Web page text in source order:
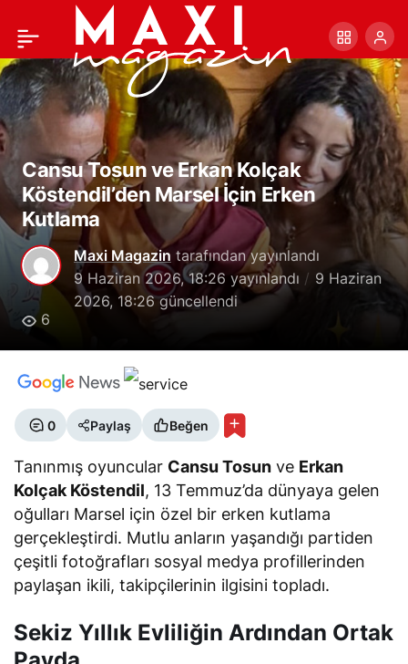
Cansu Tosun ve Erkan Kolçak
Köstendil’den Marsel İçin Erken
Kutlama
Maxi Magazin tarafından yayınlandı
9 Haziran 2026, 18:26 yayınlandı
9 Haziran
2026, 18:26güncellendi
6
0 Paylaş Beğen
Tanınmış oyuncular Cansu Tosun ve Erkan
Kolçak Köstendil, 13 Temmuz’da dünyaya gelen
oğulları Marsel için özel bir erken kutlama
gerçekleştirdi. Mutlu anların yaşandığı partiden
çeşitli fotoğrafları sosyal medya profillerinden
paylaşan ikili, takipçilerinin ilgisini topladı.
Sekiz Yıllık Evliliğin Ardından Ortak
10 ünlünün testi pozitif
sonuçlandı
Paylaş